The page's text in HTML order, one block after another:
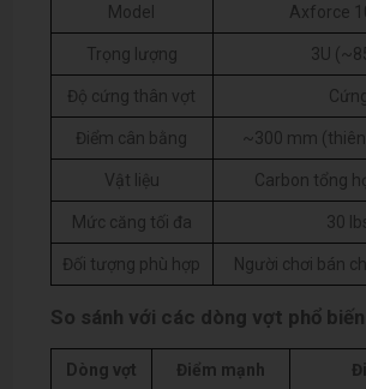
Model Axforce
Trọng lượng 3U
Độ cứng thân vợt
Điểm cân bằng ~300 mm
Vật liệu Carbon tổng
Mức căng tối đa 30
Đối tượng phù hợp Người chơi bán
So sánh với các dòng vợt phổ biến
Dòng vợt Điểm mạnh